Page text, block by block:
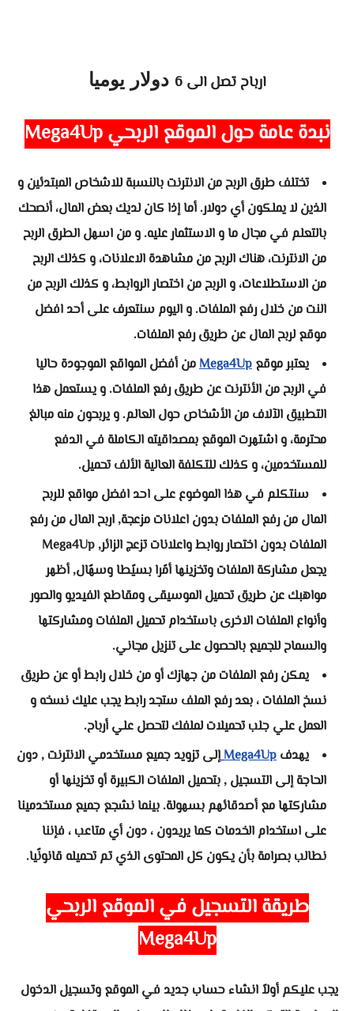
ارباح تصل الى 6 دولار يوميا
نبدة عامة حولالموقع الربحي Mega4Up
تختلف طرق الربح من الانترنت بالنسبة للاشخاص المبتدئين و
الذين لا يملكون أي دولار. أما إذا كان لديك بعض المال، أنصحك
بالتعلم في مجال ما و الاستثمار عليه. و من اسهل الطرق الربح
من الانترنت، هناك الربح من مشاهدة الاعلانات، و كذلك الربح
من الاستطلاعات، و الربح من اختصار الروابط، و كذلك الربح من
النت من خلال رفع الملفات. و اليوم سنتعرف على أحد افضل
موقع لربح المال عن طريق رفع الملفات.
يعتبر موقع Mega4Upمن أفضل المواقع الموجودة حاليا
في الربح من الأنترنت عن طريق رفع الملفات. و يستعمل هذا
التطبيق الآلاف من الأشخاص حول العالم. و يربحون منه مبالغ
محترمة، و اشتهرت الموقع بمصداقيته الكاملة في الدفع
للمستخدمين، و كذلك للتكلفة العالية الألف تحميل.
سنتكلم في هذا الموضوع على احد افضل مواقع للربح
المال من رفع الملفات بدون اعلانات مزعجة, اربح المال من رفع
الملفات بدون اختصار روابط واعلانات تزعج الزائر, Mega4Up
يجعل مشاركة الملفات وتخزينها أمًرا بسيًطا وسهًال, أظهر
مواهبك عن طريق تحميل الموسيقى ومقاطع الفيديو والصور
وأنواع الملفات الاخرى باستخدام تحميل الملفات ومشاركتها
والسماح للجميع بالحصول على تنزيل مجاني.
يمكن رفع الملفات من جهازك أو من خلال رابط أو عن طريق
نسخ الملفات ، بعد رفع الملف ستجد رابط يجب عليك نسخه و
العمل علي جلب تحميلات لملفك لتحصل علي أرباح.
يهدف Mega4Upإلى تزويد جميع مستخدمي الانترنت , دون
الحاجة إلى التسجيل , بتحميل الملفات الكبيرة أو تخزينها أو
مشاركتها مع أصدقائهم بسهولة. بينما نشجع جميع مستخدمينا
على استخدام الخدمات كما يريدون ، دون أي متاعب ، فإننا
نطالب بصرامة بأن يكون كل المحتوى الذي تم تحميله قانونًيا.
طريقة التسجيل في الموقع الربحي
Mega4Up
يجب عليكم أولاً انشاء حساب جديد في الموقع وتسجيل الدخول